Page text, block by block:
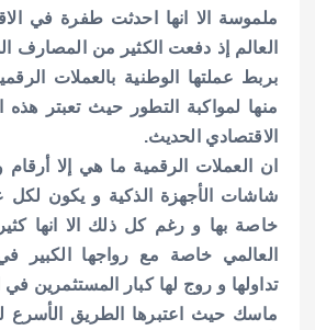
ملموسة الا انها احدثت طفرة في
العالم إذ دفعت الكثير من المصارف
بربط عملتها الوطنية بالعملات
منها لمواكبة التطور حيث تعبتر هذه
الاقتصادي الحديث.
ان العملات الرقمية ما هي إلا
شاشات الأجهزة الذكية و يكون لكل
خاصة بها و رغم كل ذلك الا انها
العالمي خاصة مع رواجها الكبير في
تداولها و روج لها كبار المستثمرين في
ماسك حيث اعتبرها الطريق الأسرع